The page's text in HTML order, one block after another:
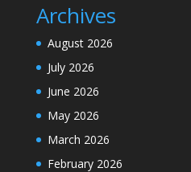
Archives
August 2026
July 2026
June 2026
May 2026
March 2026
February 2026